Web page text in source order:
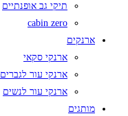
תיקי גב אופנתיים
cabin zero
ארנקים
ארנקי סקאי
ארנקי עור לגברים
ארנקי עור לנשים
מותגים